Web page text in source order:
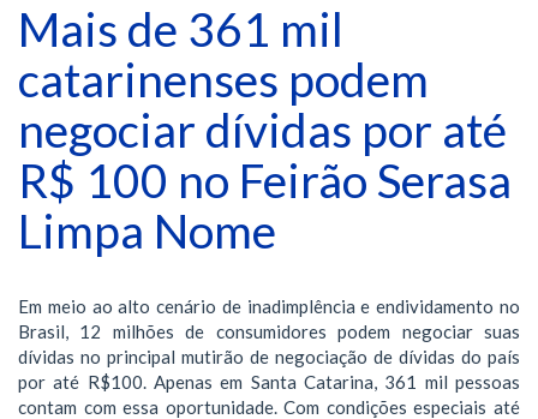
Mais de 361 mil
catarinenses podem
negociar dívidas por até
R$ 100 no Feirão Serasa
Limpa Nome
Em meio ao alto cenário de inadimplência e endividamento no
Brasil, 12 milhões de consumidores podem negociar suas
dívidas no principal mutirão de negociação de dívidas do país
por até R$100. Apenas em Santa Catarina, 361 mil pessoas
contam com essa oportunidade. Com condições especiais até